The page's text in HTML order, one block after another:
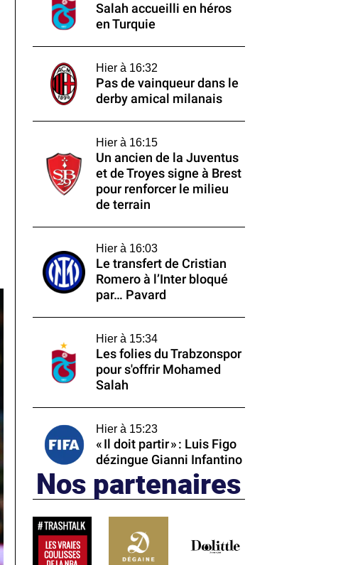
Salah accueilli en héros
en Turquie
Hier à 16:32
Pas de vainqueur dans le
derby amical milanais
Hier à 16:15
Un ancien de la Juventus
et de Troyes signe à Brest
pour renforcer le milieu
de terrain
Hier à 16:03
Le transfert de Cristian
Romero à l’Inter bloqué
par… Pavard
Hier à 15:34
Les folies du Trabzonspor
pour s'offrir Mohamed
Salah
Hier à 15:23
« Il doit partir » : Luis Figo
dézingue Gianni Infantino
Nos partenaires